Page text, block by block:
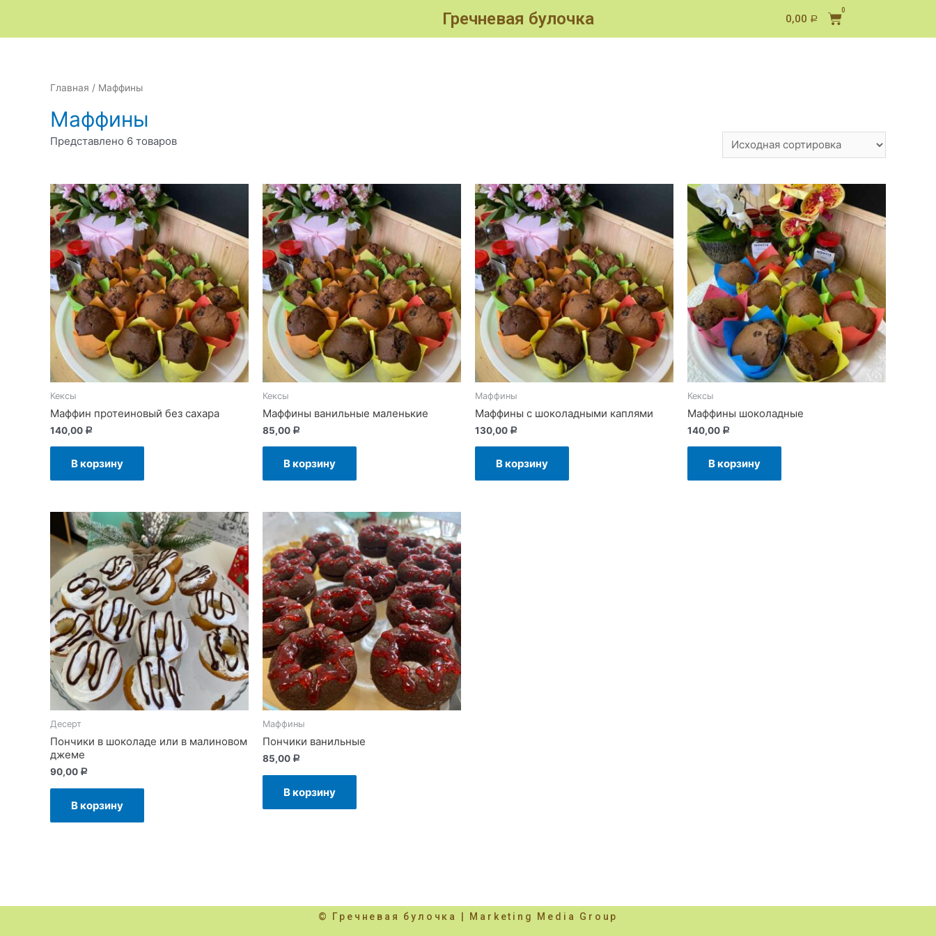
Гречневая булочка 0,00 Р
Главная / Маффины
Маффины
Представлено 6 товаров
Кексы
Маффин протеиновый без сахара
140,00 Р
В корзину
Кексы
Маффины ванильные маленькие
85,00 Р
В корзину
Маффины
Маффины с шоколадными каплями
130,00 Р
В корзину
Кексы
Маффины шоколадные
140,00 Р
В корзину
Десерт
Пончики в шоколаде или в малиновом
джеме
90,00 Р
В корзину
Маффины
Пончики ванильные
85,00 Р
В корзину
© Гречневая булочка | Marketing Media Group